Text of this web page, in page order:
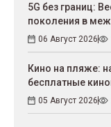
5G без границ:
поколения в
06 Август 2026
Кино на пляже:
беcплатные
05 Август 2026